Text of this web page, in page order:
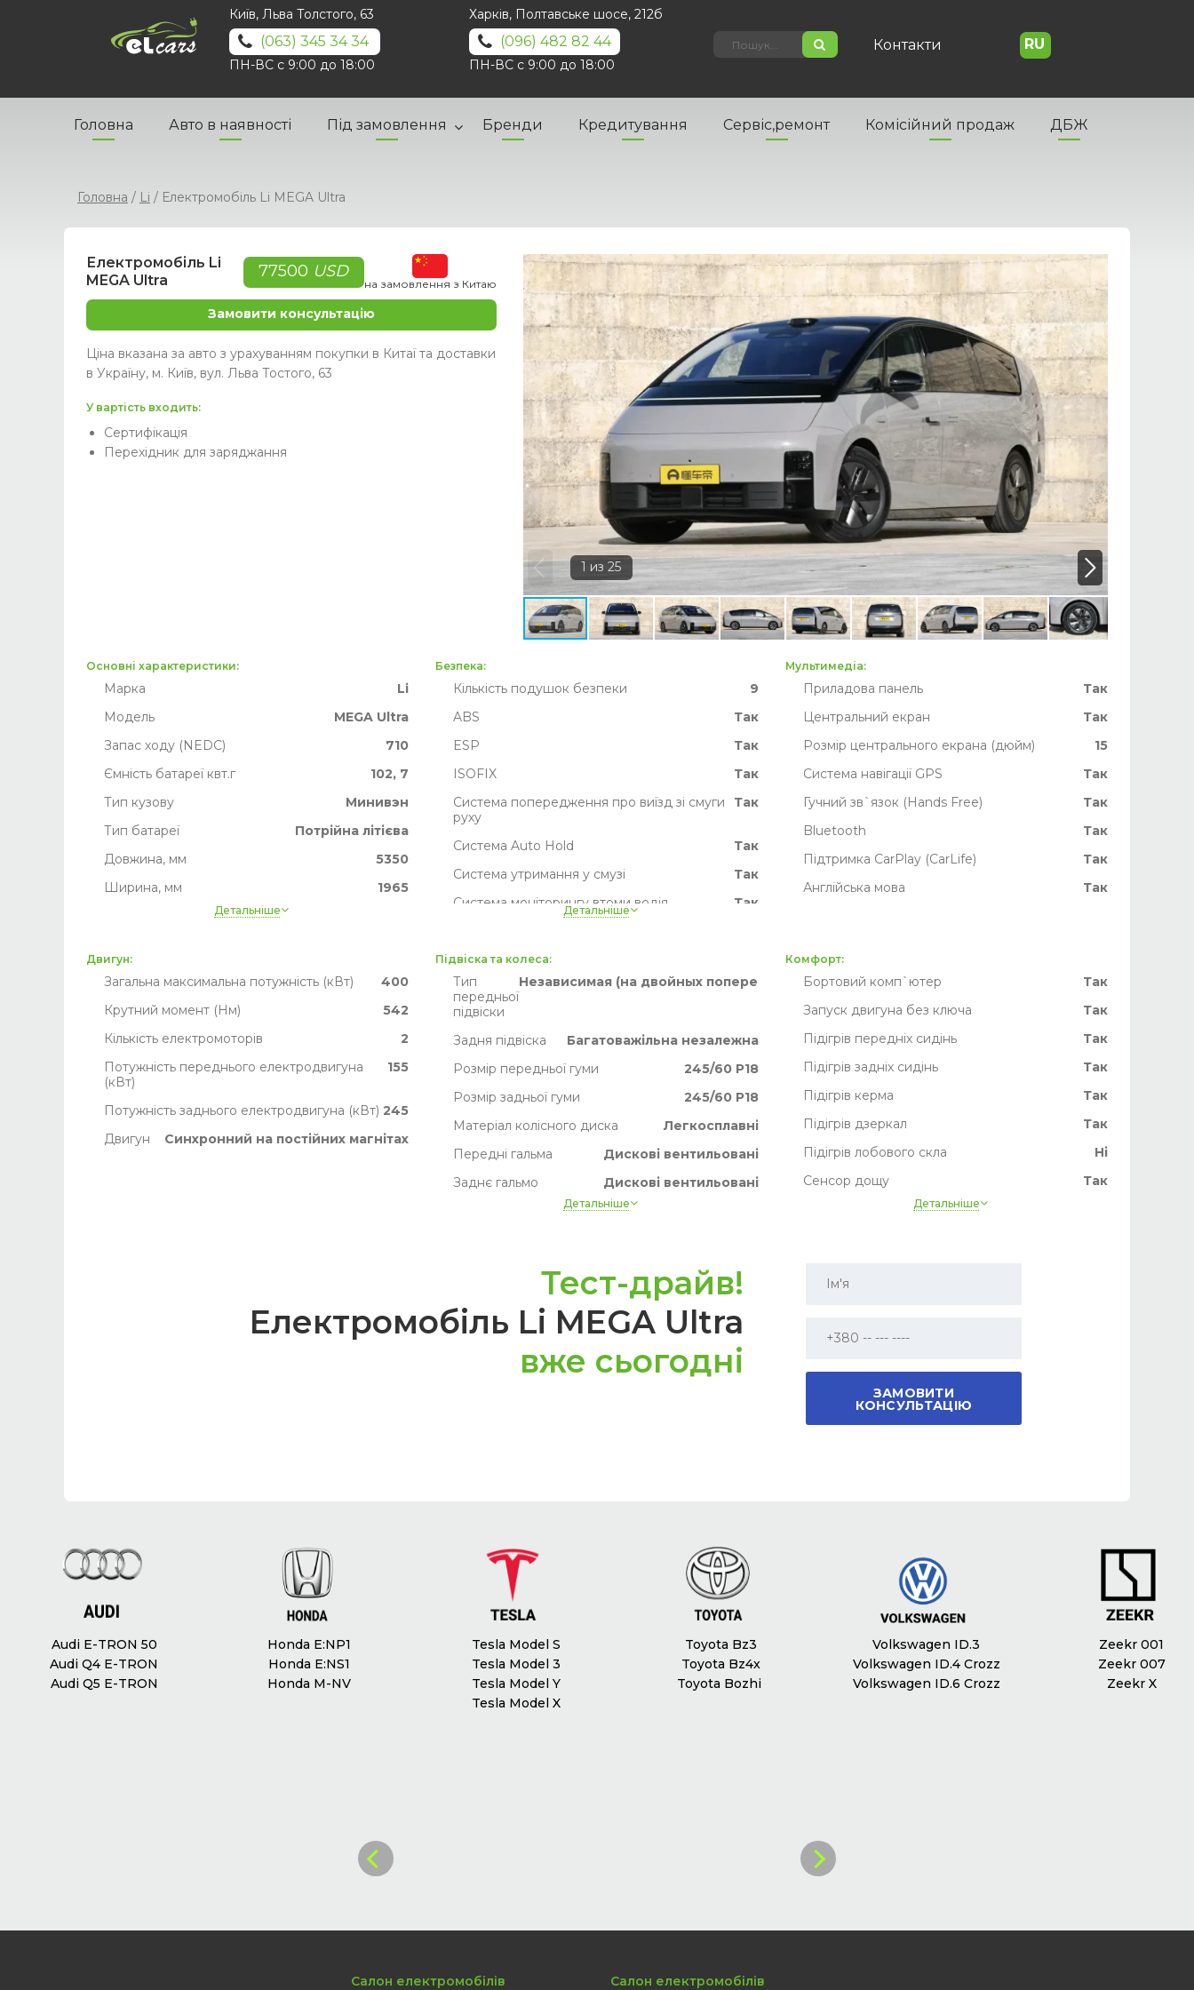
Київ, Льва Толстого, 63
(063) 345 34 34
ПН-ВС с 9:00 до 18:00
Харків, Полтавське шосе, 212б
(096) 482 82 44
ПН-ВС с 9:00 до 18:00
Контакти RU
Головна Авто в наявності Під замовлення Бренди Кредитування Сервіс,ремонт Комісійний продаж ДБЖ
Головна / Li / Електромобіль Li MEGA Ultra
Електромобіль Li
MEGA Ultra
77500 USD
на замовлення з Китаю
Замовити консультацію
Ціна вказана за авто з урахуванням покупки в Китаї та доставки
в Україну, м. Київ, вул. Льва Тостого, 63
У вартість входить:
Сертифікація
Перехідник для заряджання
Основні характеристики:
Марка
Li
Модель
MEGA Ultra
Запас ходу (NEDC)
710
Ємність батареї квт.г
102, 7
Тип кузову
Минивэн
Тип батареї
Потрійна літієва
Довжина, мм
5350
Ширина, мм
1965
Рідке охолодження батареї
Пробіг
Детальніше
Безпека:
Кількість подушок безпеки
9
ABS
Так
ESP
Так
ISOFIX
Так
Система попередження про виїзд зі смуги
руху
Так
Система Auto Hold
Так
Система утримання у смузі
Так
Система моніторингу втоми водія
Так
Активне гальмо
TPMS
Так
Детальніше
Мультимедіа:
Приладова панель
Так
Центральний екран
Так
Розмір центрального екрана (дюйм)
15
Система навігації GPS
Так
Гучний зв`язок (Hands Free)
Так
Bluetooth
Так
Підтримка CarPlay (CarLife)
Так
Англійська мова
Так
Двигун:
Загальна максимальна потужність (кВт)
400
Крутний момент (Нм)
542
Кількість електромоторів
2
Потужність переднього електродвигуна
(кВт)
155
Потужність заднього електродвигуна (кВт) 245
Двигун
Синхронний на постійних магнітах
Підвіска та колеса:
Тип
передньої
підвіски
Независимая (на двойных поперечных рычагах)
Задня підвіска
Багатоважільна незалежна
Розмір передньої гуми
245/60 Р18
Розмір задньої гуми
245/60 Р18
Матеріал колісного диска
Легкосплавні
Передні гальма
Дискові вентильовані
Заднє гальмо
Дискові вентильовані
Повний
Детальніше
Комфорт:
Бортовий комп`ютер
Так
Запуск двигуна без ключа
Так
Підігрів передніх сидінь
Так
Підігрів задніх сидінь
Так
Підігрів керма
Так
Підігрів дзеркал
Так
Підігрів лобового скла
Ні
Сенсор дощу
Так
Шкіряне кермо
Так
Бездротове заряджання телефону
Електропривод дверей багажника
Так
Оздоблення сидінь
Пам`ять сидінь
Так
Доступ в салон без ключа
Детальніше
Тест-драйв!
Електромобіль Li MEGA Ultra
вже сьогодні
Audi E-TRON 50
Audi Q4 E-TRON
Audi Q5 E-TRON
Honda E:NP1
Honda E:NS1
Honda M-NV
Tesla Model S
Tesla Model 3
Tesla Model Y
Tesla Model X
Toyota Bz3
Toyota Bz4x
Toyota Bozhi
Volkswagen ID.3
Volkswagen ID.4 Crozz
Volkswagen ID.6 Crozz
Zeekr 001
Zeekr 007
Zeekr X
Салон електромобілів Салон електромобілів